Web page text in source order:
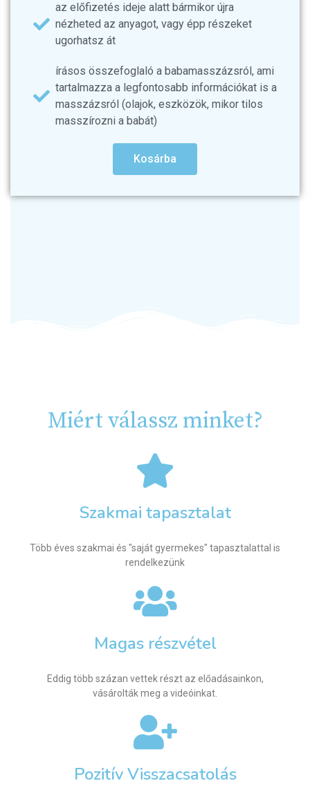
az előfizetés ideje alatt bármikor újra
nézheted az anyagot, vagy épp részeket
ugorhatsz át
írásos összefoglaló a babamasszázsról, ami
tartalmazza a legfontosabb információkat is a
masszázsról (olajok, eszközök, mikor tilos
masszírozni a babát)
Kosárba
Miért válassz minket?
Szakmai tapasztalat
Több éves szakmai és "saját gyermekes" tapasztalattal is
rendelkezünk
Magas részvétel
Eddig több százan vettek részt az előadásainkon,
vásárolták meg a videóinkat.
Pozitív Visszacsatolás